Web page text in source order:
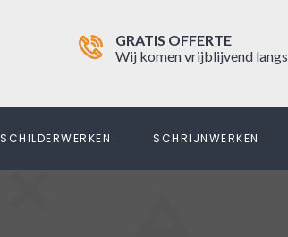
GRATIS OFFERTE
Wij komen vrijblijvend langs
SCHILDERWERKEN SCHRIJNWERKEN